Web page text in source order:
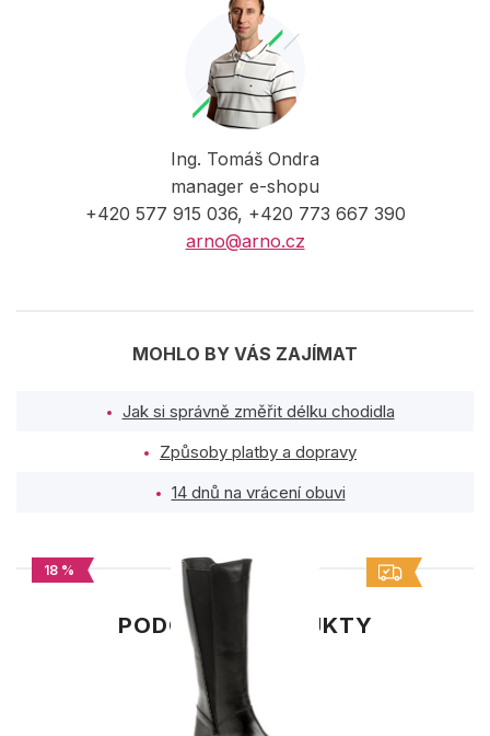
Ing. Tomáš Ondra
manager e-shopu
+420 577 915 036, +420 773 667 390
arno@arno.cz
MOHLO BY VÁS ZAJÍMAT
Jak si správně změřit délku chodidla
Způsoby platby a dopravy
14 dnů na vrácení obuvi
PODOBNÉ PRODUKTY
18 %